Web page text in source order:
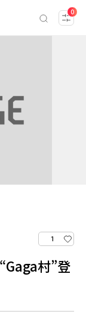
0
1
村”登